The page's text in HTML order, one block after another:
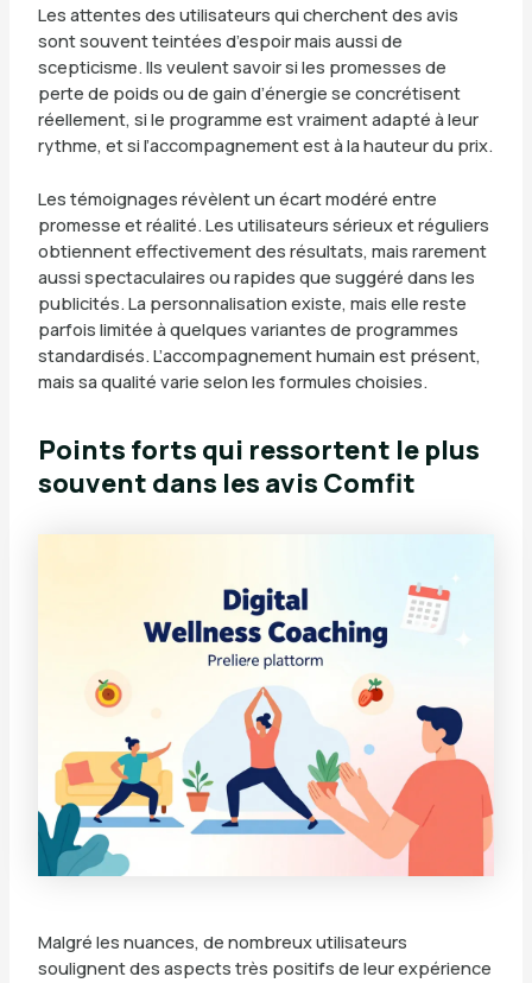
Les attentes des utilisateurs qui cherchent des avis
sont souvent teintées d’espoir mais aussi de
scepticisme. Ils veulent savoir si les promesses de
perte de poids ou de gain d’énergie se concrétisent
réellement, si le programme est vraiment adapté à leur
rythme, et si l’accompagnement est à la hauteur du prix.
Les témoignages révèlent un écart modéré entre
promesse et réalité. Les utilisateurs sérieux et réguliers
obtiennent effectivement des résultats, mais rarement
aussi spectaculaires ou rapides que suggéré dans les
publicités. La personnalisation existe, mais elle reste
parfois limitée à quelques variantes de programmes
standardisés. L’accompagnement humain est présent,
mais sa qualité varie selon les formules choisies.
Points forts qui ressortent le plus
souvent dans les avis Comfit
Malgré les nuances, de nombreux utilisateurs
soulignent des aspects très positifs de leur expérience